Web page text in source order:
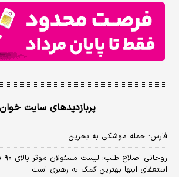
پربازدیدهای سایت خوان
فارس: حمله موشکی به بحرین
استعفای اینها بهترین کمک به رهبری است